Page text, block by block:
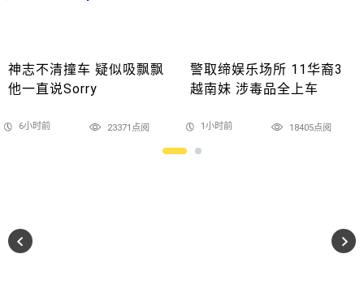
神志不清撞车 疑似吸飘飘
他一直说Sorry
6小时前 23371点阅
警取缔娱乐场所 11华裔3
越南妹 涉毒品全上车
1小时前 18405点阅